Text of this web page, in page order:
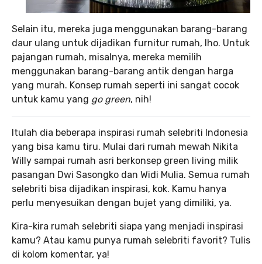
Selain itu, mereka juga menggunakan barang-barang
daur ulang untuk dijadikan furnitur rumah, lho. Untuk
pajangan rumah, misalnya, mereka memilih
menggunakan barang-barang antik dengan harga
yang murah. Konsep rumah seperti ini sangat cocok
untuk kamu yang go green, nih!
Itulah dia beberapa inspirasi rumah selebriti Indonesia
yang bisa kamu tiru. Mulai dari rumah mewah Nikita
Willy sampai rumah asri berkonsep green living milik
pasangan Dwi Sasongko dan Widi Mulia. Semua rumah
selebriti bisa dijadikan inspirasi, kok. Kamu hanya
perlu menyesuikan dengan bujet yang dimiliki, ya.
Kira-kira rumah selebriti siapa yang menjadi inspirasi
kamu? Atau kamu punya rumah selebriti favorit? Tulis
di kolom komentar, ya!